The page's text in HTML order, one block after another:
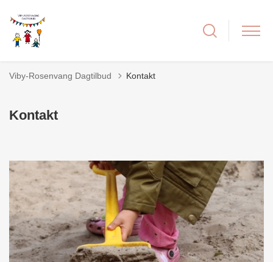
Viby-Rosenvang Dagtilbud Kontakt
Kontakt